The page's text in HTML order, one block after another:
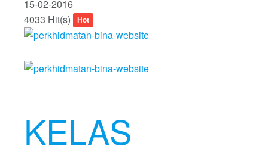
15-02-2016
4033 Hit(s)
Hot
KELAS